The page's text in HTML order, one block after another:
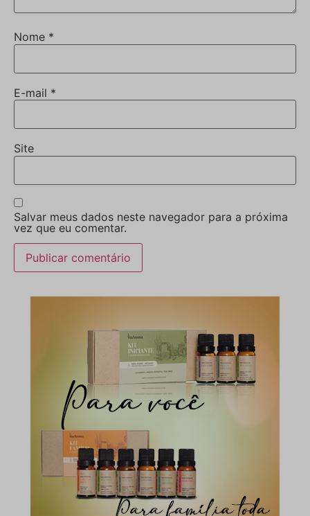
Nome *
E-mail *
Site
Salvar meus dados neste navegador para a próxima
vez que eu comentar.